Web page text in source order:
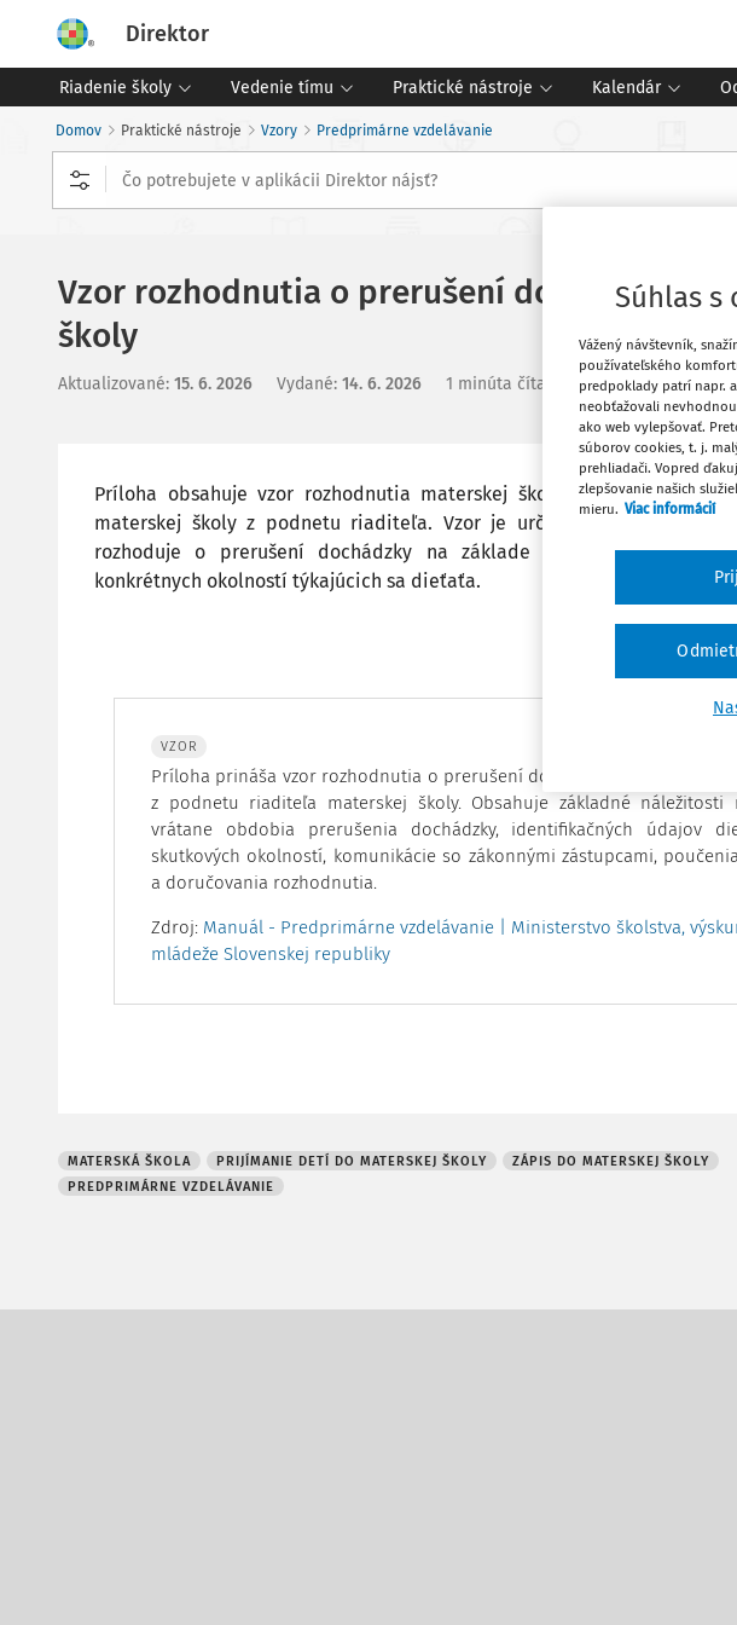
Direktor
Riadenie školy Vedenie tímu Praktické nástroje Kalendár
Domov Praktické nástroje Vzory Predprimárne vzdelávanie
Vzor rozhodnutia o prerušení dochádzky
školy
Aktualizované: 15. 6. 2026 Vydané: 14. 6. 2026 1 minúta čítania
Príloha obsahuje vzor rozhodnutia materskej školy o prerušení
materskej školy z podnetu riaditeľa. Vzor je určený pre prípady,
rozhoduje o prerušení dochádzky na základe vlastného podnetu
konkrétnych okolností týkajúcich sa dieťaťa.
VZOR
Príloha prináša vzor rozhodnutia o prerušení dochádzky dieťaťa do
z podnetu riaditeľa materskej školy. Obsahuje základné náležitosti
vrátane obdobia prerušenia dochádzky, identifikačných údajov
skutkových okolností, komunikácie so zákonnými zástupcami,
a doručovania rozhodnutia.
Zdroj: Manuál - Predprimárne vzdelávanie | Ministerstvo školstva,
mládeže Slovenskej republiky
MATERSKÁ ŠKOLA PRIJÍMANIE DETÍ DO MATERSKEJ ŠKOLY
ZÁPIS DO MATERSKEJ ŠKOLY
PREDPRIMÁRNE VZDELÁVANIE
Súhlas s
Vážený návštevník,
používateľského
predpoklady patrí napr.
neobťažovali
ako web vylepšovať.
súborov cookies, t. j.
prehliadači. Vopred
zlepšovanie našich
mieru. Viac informácií